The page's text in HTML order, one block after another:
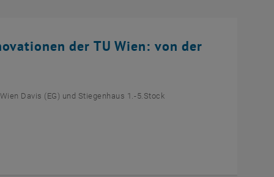
der TU Wien: von der
Davis (EG) und Stiegenhaus 1.-5.Stock